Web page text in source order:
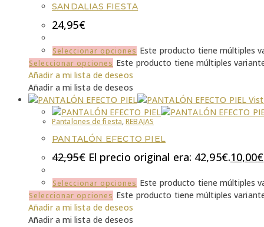
SANDALIAS FIESTA
24,95€
Seleccionar opciones Este producto tiene múltiples
Seleccionar opciones Este producto tiene múltiples
Añadir a mi lista de deseos
Añadir a mi lista de deseos
Pantalones de fiesta,REBAJAS
PANTALÓN EFECTO PIEL
42,95€ El precio original era: 42,95€.10,00€
Seleccionar opciones Este producto tiene múltiples
Seleccionar opciones Este producto tiene múltiples
Añadir a mi lista de deseos
Añadir a mi lista de deseos